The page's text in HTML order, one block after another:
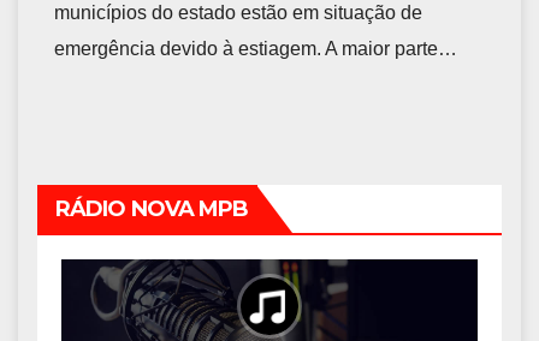
municípios do estado estão em situação de
emergência devido à estiagem. A maior parte…
RÁDIO NOVA MPB